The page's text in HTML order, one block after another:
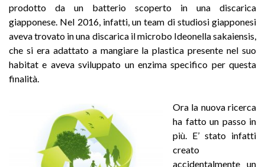
prodotto da un batterio scoperto in una discarica
giapponese. Nel 2016, infatti, un team di studiosi giapponesi
aveva trovato in una discarica il microbo Ideonella sakaiensis,
che si era adattato a mangiare la plastica presente nel suo
habitat e aveva sviluppato un enzima specifico per questa
finalità.
Ora la nuova ricerca
ha fatto un passo in
più. E’ stato infatti
creato
accidentalmente un